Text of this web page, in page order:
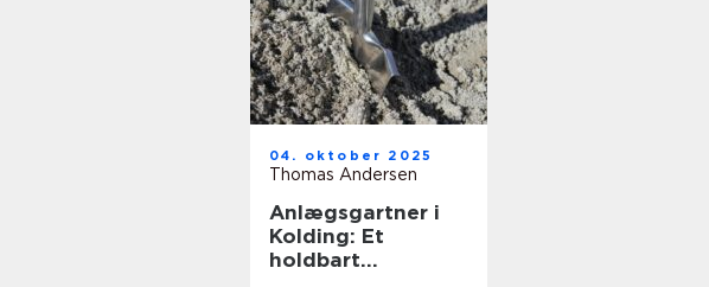
04. oktober 2025
Thomas Andersen
Anlægsgartner i
Kolding: Et
holdbart